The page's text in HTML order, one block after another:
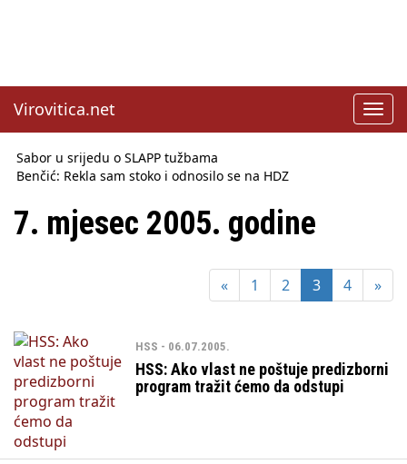
Virovitica.net
Sabor u srijedu o SLAPP tužbama
Benčić: Rekla sam stoko i odnosilo se na HDZ
godine
Sindikati traže zaštitu plaća od inflacije, Ćorić pregovore
Državni tajnik Rukavina: Hrvatska ima 3,6 milijuna birača
HŽ Infrastruktura: Nesreće na željezničkim prijelazima
bar Coco Choco
7. mjesec 2005. godine
« 1 2 3 4 »
HSS - 06.07.2005.
HSS: Ako vlast ne poštuje predizborni
program tražit ćemo da odstupi